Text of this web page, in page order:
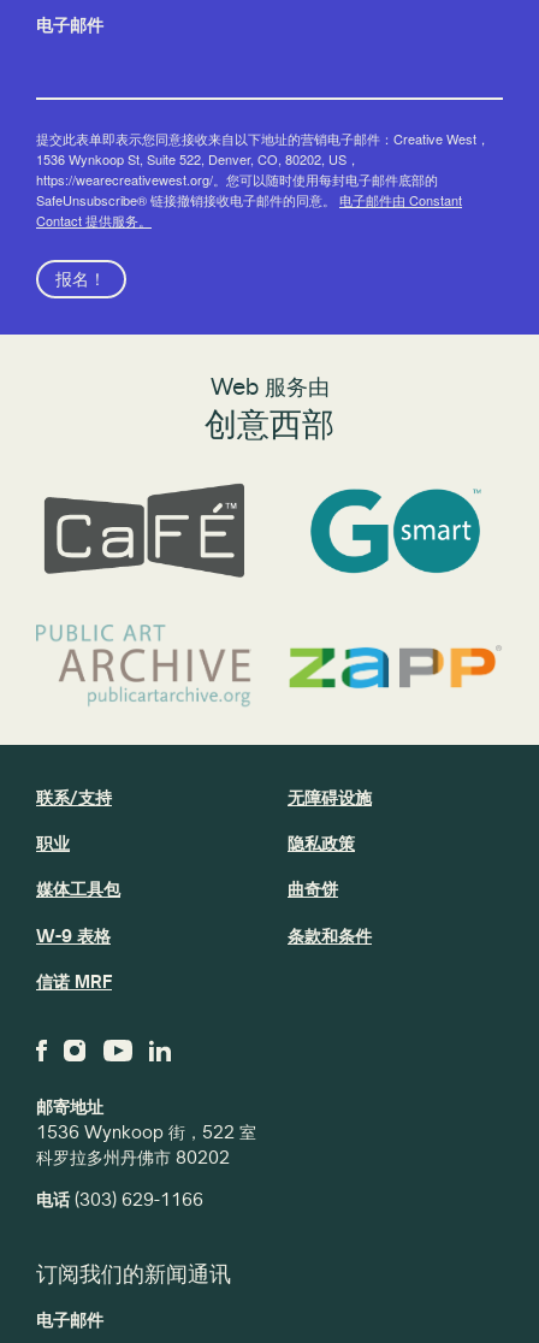
电子邮件
提交此表单即表示您同意接收来自以下地址的营销电子邮件：Creative West，
1536 Wynkoop St, Suite 522, Denver, CO, 80202, US，
https://wearecreativewest.org/。您可以随时使用每封电子邮件底部的
SafeUnsubscribe® 链接撤销接收电子邮件的同意。 电子邮件由 Constant
Contact 提供服务。
报名！
Web 服务由
创意西部
邮寄地址
1536 Wynkoop 街，522 室
科罗拉多州丹佛市 80202
电话(303) 629-1166
联系/支持
职业
媒体工具包
W-9 表格
信诺 MRF
无障碍设施
隐私政策
曲奇饼
条款和条件
订阅我们的新闻通讯
电子邮件